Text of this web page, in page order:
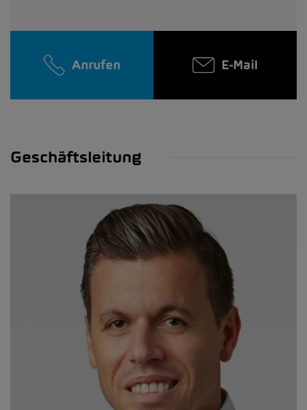
Anrufen E-Mail
Geschäftsleitung